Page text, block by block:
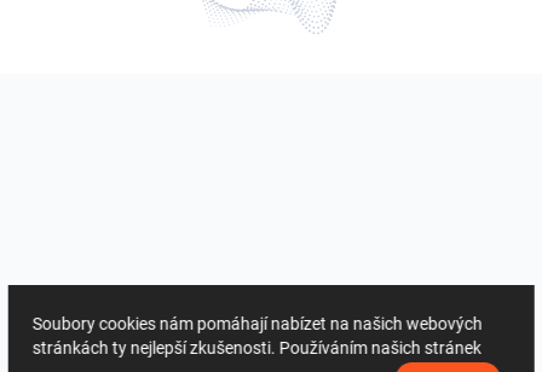
Soubory cookies nám pomáhají nabízet na našich webových
stránkách ty nejlepší zkušenosti. Používáním našich stránek